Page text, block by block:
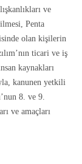
ve
Penta
olan kişilerin
ticari ve iş
kaynakları
kanunen yetkili
8. ve 9.
ve amaçları